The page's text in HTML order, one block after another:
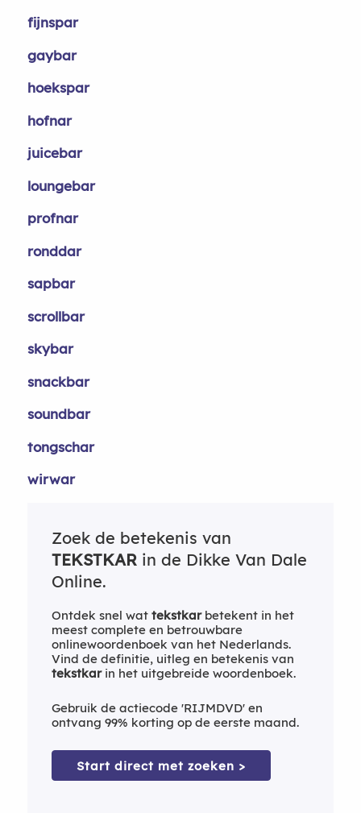
fijnspar
gaybar
hoekspar
hofnar
juicebar
loungebar
profnar
ronddar
sapbar
scrollbar
skybar
snackbar
soundbar
tongschar
wirwar
Zoek de betekenis van
TEKSTKARin de Dikke Van Dale
Online.
Ontdek snel wat tekstkarbetekent in het
meest complete en betrouwbare
onlinewoordenboek van het Nederlands.
Vind de definitie, uitleg en betekenis van
tekstkarin het uitgebreide woordenboek.
Gebruik de actiecode 'RIJMDVD' en
ontvang 99% korting op de eerste maand.
Start direct met zoeken >